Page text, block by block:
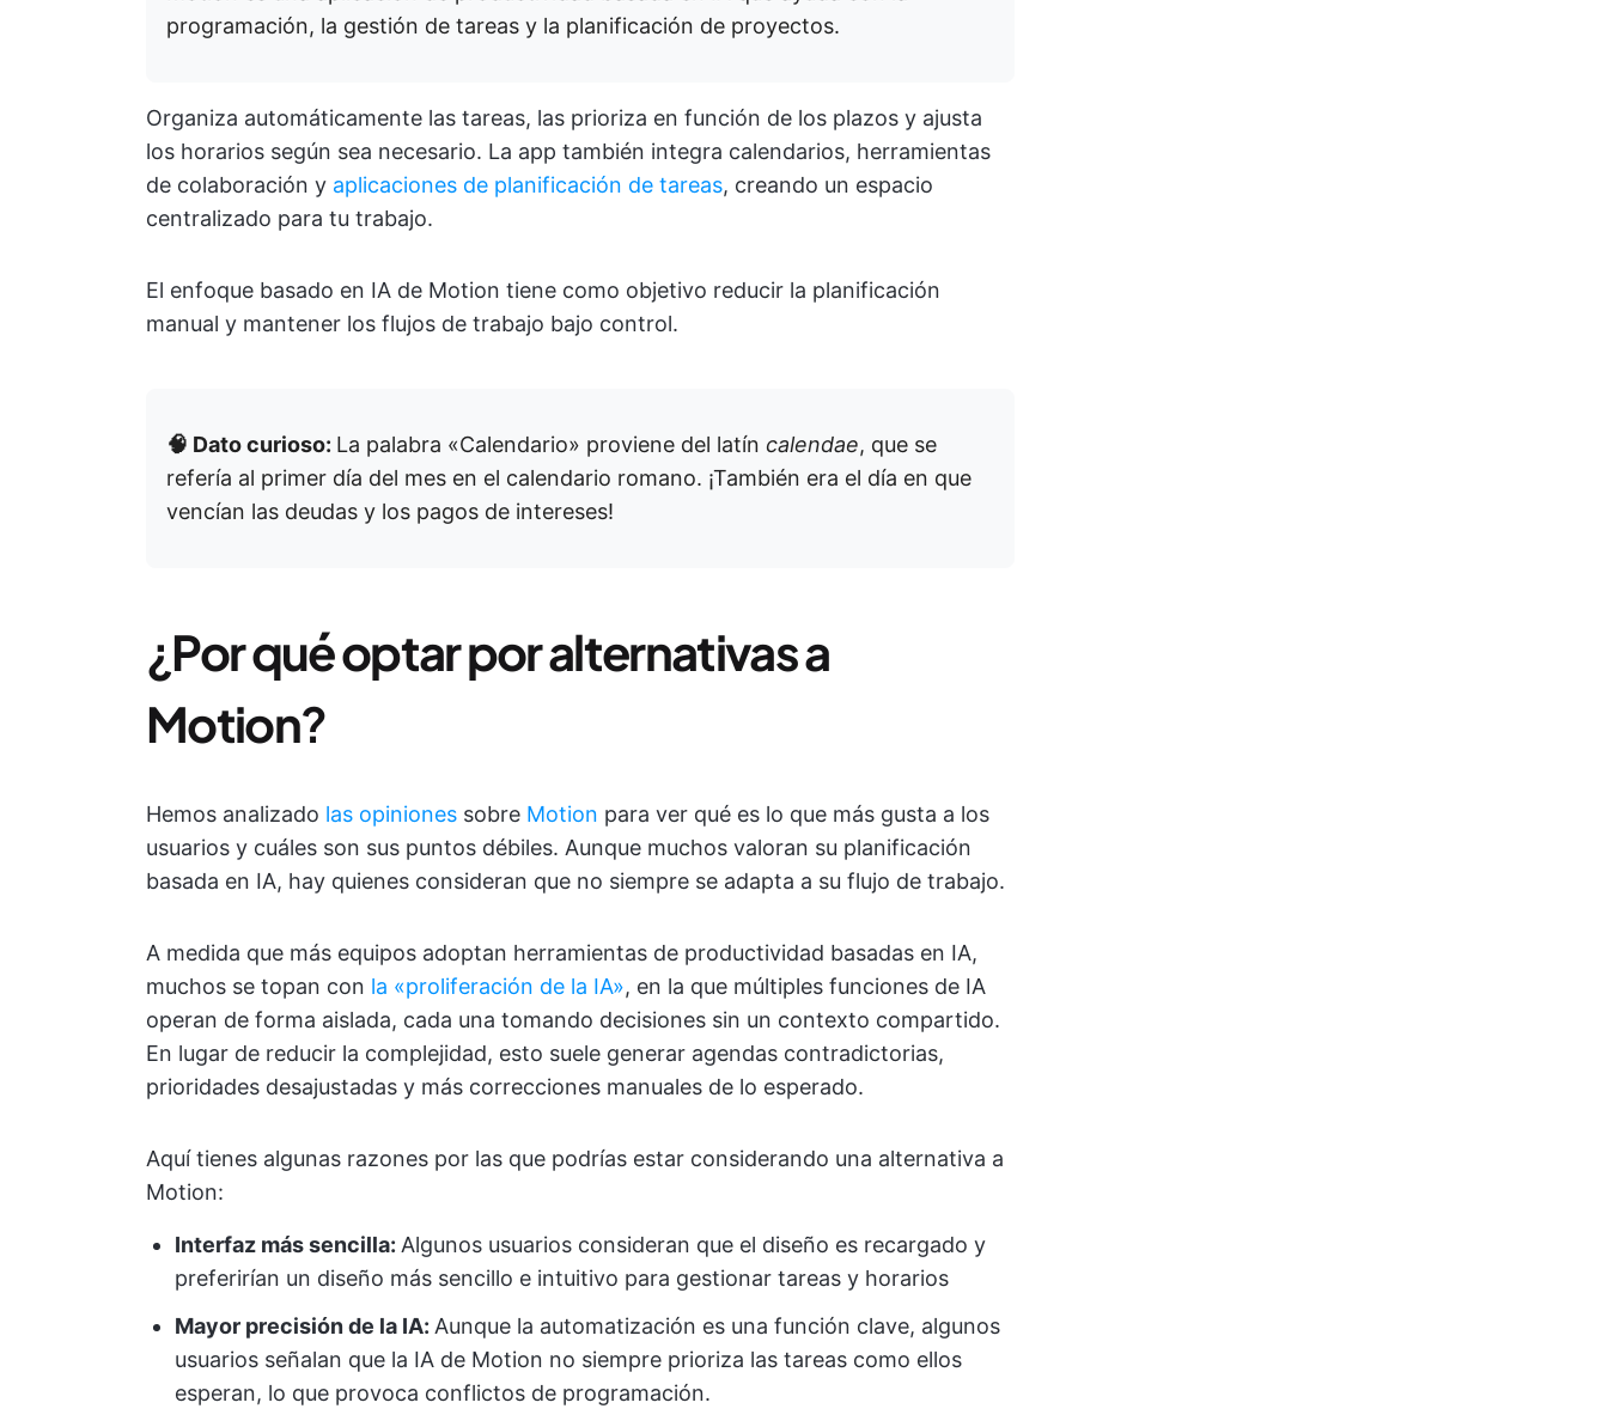
programación, la gestión de tareas y la planificación de proyectos.
Organiza automáticamente las tareas, las prioriza en función de los plazos y ajusta
los horarios según sea necesario. La app también integra calendarios, herramientas
de colaboración y aplicaciones de planificación de tareas, creando un espacio
centralizado para tu trabajo.
El enfoque basado en IA de Motion tiene como objetivo reducir la planificación
manual y mantener los flujos de trabajo bajo control.
🧠 Dato curioso: La palabra «Calendario» proviene del latín calendae, que se
refería al primer día del mes en el calendario romano. ¡También era el día en que
vencían las deudas y los pagos de intereses!
¿Por qué optar por alternativas a
Motion?
Hemos analizado las opiniones sobre Motion para ver qué es lo que más gusta a los
usuarios y cuáles son sus puntos débiles. Aunque muchos valoran su planificación
basada en IA, hay quienes consideran que no siempre se adapta a su flujo de trabajo.
A medida que más equipos adoptan herramientas de productividad basadas en IA,
muchos se topan con la «proliferación de la IA», en la que múltiples funciones de IA
operan de forma aislada, cada una tomando decisiones sin un contexto compartido.
En lugar de reducir la complejidad, esto suele generar agendas contradictorias,
prioridades desajustadas y más correcciones manuales de lo esperado.
Aquí tienes algunas razones por las que podrías estar considerando una alternativa a
Motion:
Interfaz más sencilla: Algunos usuarios consideran que el diseño es recargado y
preferirían un diseño más sencillo e intuitivo para gestionar tareas y horarios
Mayor precisión de la IA: Aunque la automatización es una función clave, algunos
usuarios señalan que la IA de Motion no siempre prioriza las tareas como ellos
esperan, lo que provoca conflictos de programación.